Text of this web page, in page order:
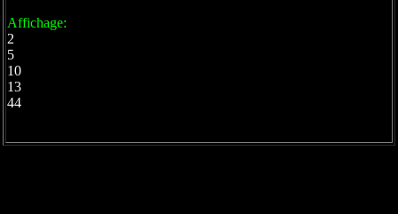
Affichage:
2
5
10
13
44